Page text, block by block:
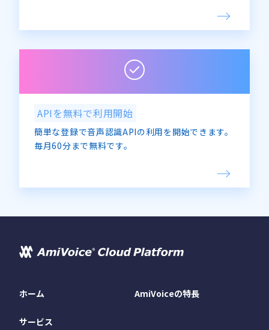
APIを無料で利用開始
簡単な登録で音声認識APIの利用を開始できます。
毎月60分まで無料です。
ホーム AmiVoiceの特長
サービス